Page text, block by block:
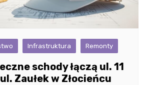
Infrastruktura Remonty
schody łączą ul. 11
Zaułek w Złocieńcu